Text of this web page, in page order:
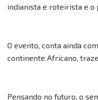
indianista e roteirista e o
O evento, conta ainda
continente Africano,
Pensando no futuro, o